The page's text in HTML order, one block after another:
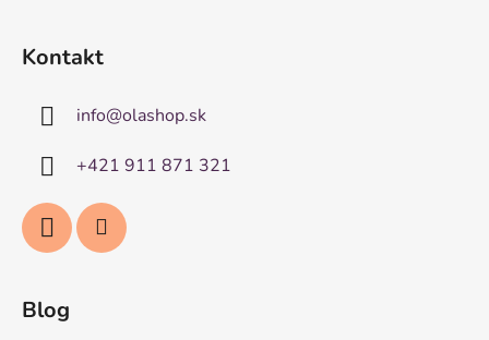
Kontakt
info@olashop.sk
+421 911 871 321
Blog